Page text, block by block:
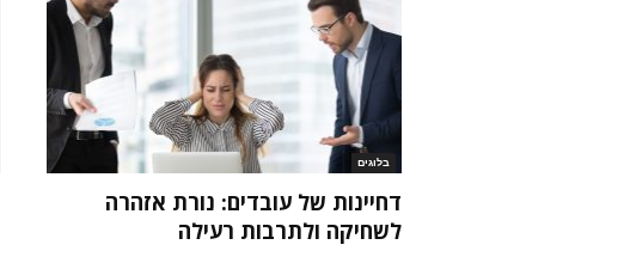
בלוגים
דחיינות של עובדים: נורת אזהרה
לשחיקה ולתרבות רעילה